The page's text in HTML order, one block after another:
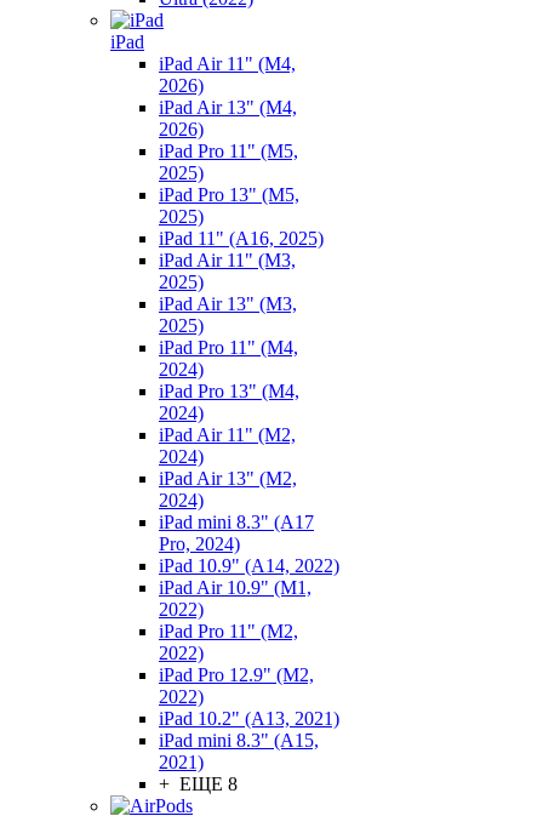
iPad
iPad Air 11" (M4,
2026)
iPad Air 13" (M4,
2026)
iPad Pro 11" (M5,
2025)
iPad Pro 13" (M5,
2025)
iPad 11" (A16, 2025)
iPad Air 11" (M3,
2025)
iPad Air 13" (M3,
2025)
iPad Pro 11" (M4,
2024)
iPad Pro 13" (M4,
2024)
iPad Air 11" (M2,
2024)
iPad Air 13" (M2,
2024)
iPad mini 8.3" (A17
Pro, 2024)
iPad 10.9" (A14, 2022)
iPad Air 10.9" (M1,
2022)
iPad Pro 11" (M2,
2022)
iPad Pro 12.9" (M2,
2022)
iPad 10.2" (A13, 2021)
iPad mini 8.3" (A15,
2021)
+ ЕЩЕ 8